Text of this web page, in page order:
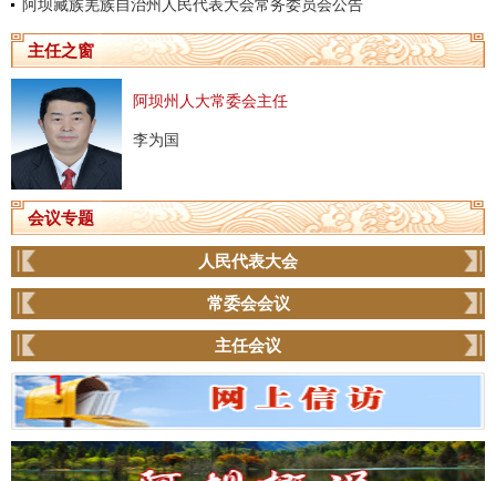
阿坝藏族羌族自治州人民代表大会常务委员会公告
主任之窗
阿坝州人大常委会主任
李为国
会议专题
人民代表大会
常委会会议
主任会议